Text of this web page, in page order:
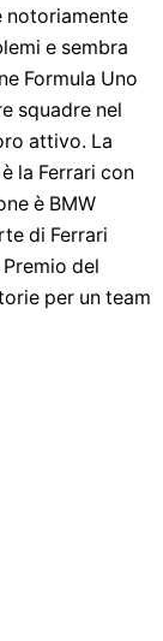
notoriamente
e sembra
Formula Uno
squadre nel
attivo. La
la Ferrari con
è BMW
di Ferrari
del
per un team